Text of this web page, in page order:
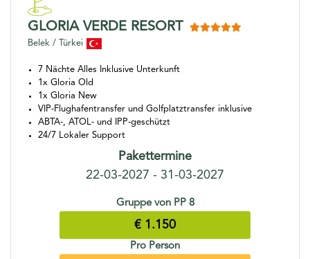
GLORIA VERDE RESORT
Belek / Türkei
7 Nächte Alles Inklusive Unterkunft
1x Gloria Old
1x Gloria New
VIP-Flughafentransfer und Golfplatztransfer inklusive
ABTA-, ATOL- und IPP-geschützt
24/7 Lokaler Support
Pakettermine
22-03-2027 - 31-03-2027
Gruppe von PP 8
€ 1.150
Pro Person